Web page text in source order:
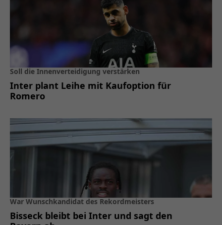
Soll die Innenverteidigung verstärken
Inter plant Leihe mit Kaufoption für
Romero
War Wunschkandidat des Rekordmeisters
Bisseck bleibt bei Inter und sagt den